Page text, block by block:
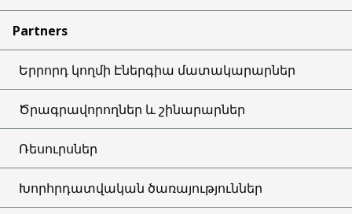
Partners
Երրորդ կողմի Էներգիա մատակարարներ
Ծրագրավորողներ և շինարարներ
Ռեսուրսներ
Խորհրդատվական ծառայություններ